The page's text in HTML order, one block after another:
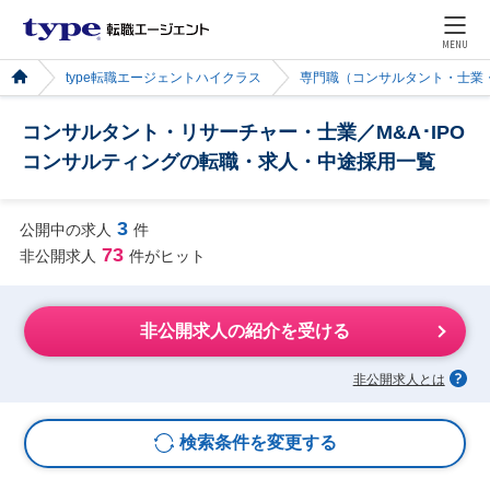
MENU
type転職エージェントハイクラス 専門職（コンサルタント・士業
コンサルタント・リサーチャー・士業／M&A･IPO
コンサルティングの転職・求人・中途採用一覧
公開中の求人 3 件
非公開求人 73 件がヒット
非公開求人の紹介を受ける
非公開求人とは
検索条件を変更する